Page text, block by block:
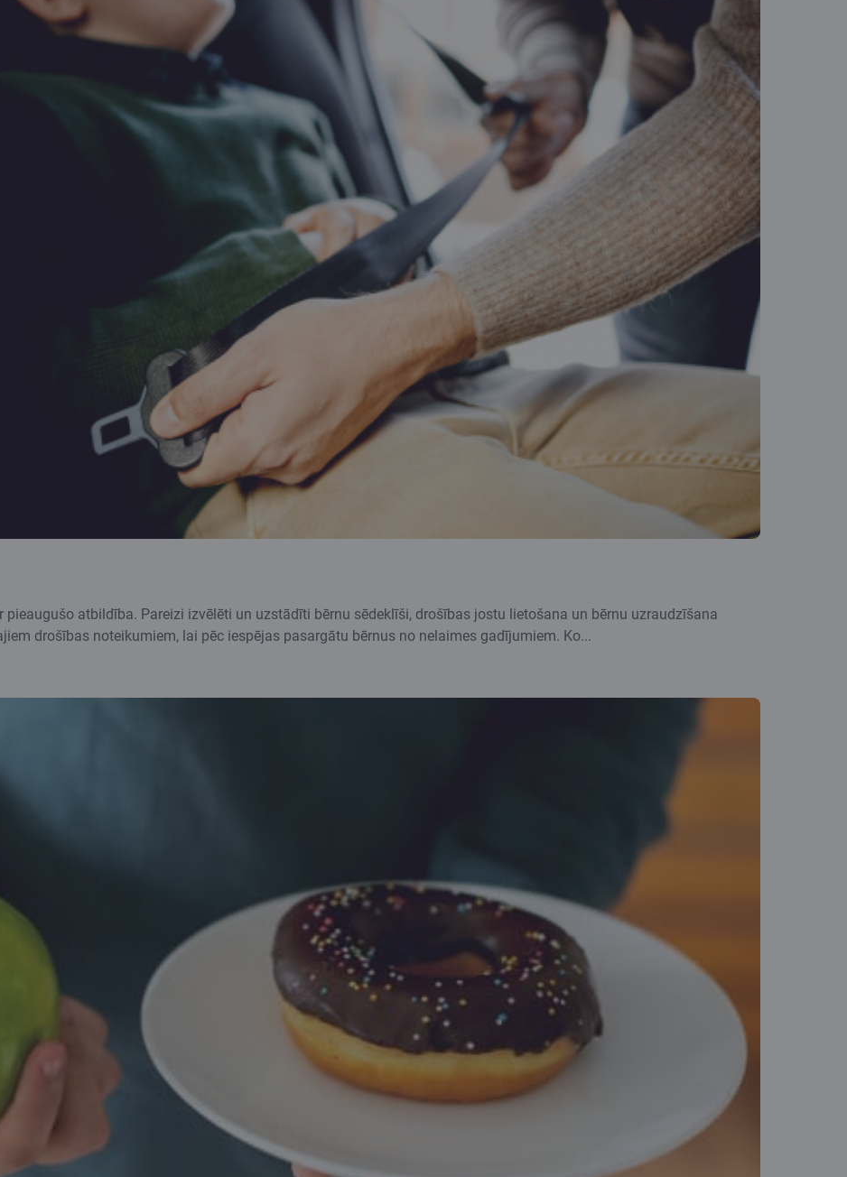
atbildība. Pareizi izvēlēti un uzstādīti bērnu sēdeklīši, drošības jostu lietošana un bērnu uzraudzīšana
drošības noteikumiem, lai pēc iespējas pasargātu bērnus no nelaimes gadījumiem. Ko...